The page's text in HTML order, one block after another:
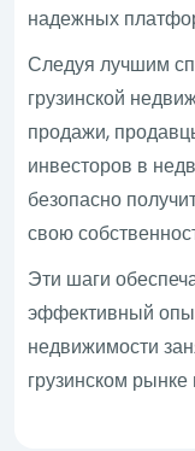
надежных
Следуя лучшим
грузинской
продажи,
инвесторов в
безопасно
свою
Эти шаги
эффективный
недвижимости
грузинском